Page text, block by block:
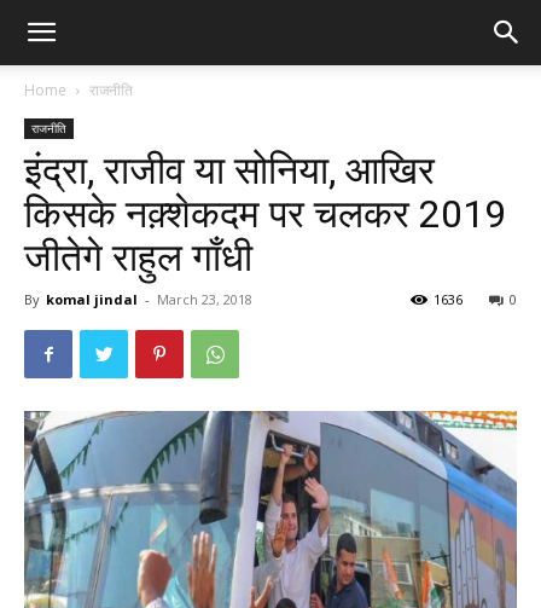
Home राजनीति
राजनीति
इंद्रा, राजीव या सोनिया, आखिर
किसके नक़्शेकदम पर चलकर 2019
जीतेगे राहुल गाँधी
By komal jindal - March 23, 2018 0
1636